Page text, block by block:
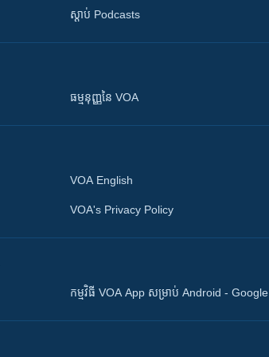
ស្តាប់ Podcasts
ធម្មនុញ្ញ​នៃ VOA
VOA English
VOA's Privacy Policy
កម្មវិធី​ VOA App សម្រាប់ Android - Google